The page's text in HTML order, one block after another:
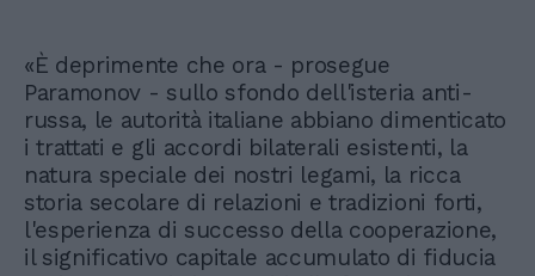
«È deprimente che ora - prosegue
Paramonov - sullo sfondo dell'isteria anti-
russa, le autorità italiane abbiano dimenticato
i trattati e gli accordi bilaterali esistenti, la
natura speciale dei nostri legami, la ricca
storia secolare di relazioni e tradizioni forti,
l'esperienza di successo della cooperazione,
il significativo capitale accumulato di fiducia